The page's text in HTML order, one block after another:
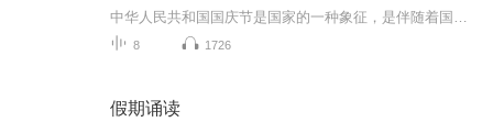
8 1726
假期诵读